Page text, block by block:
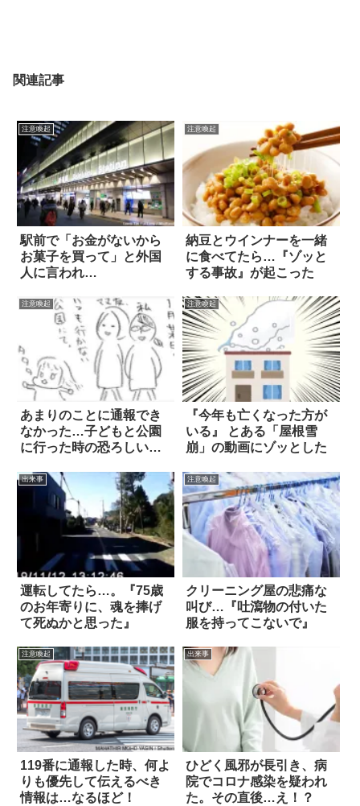
関連記事
注意喚起
駅前で「お金がないから
お菓子を買って」と外国
人に言われ…
注意喚起
納豆とウインナーを一緒
に食べてたら…『ゾッと
する事故』が起こった
注意喚起
あまりのことに通報でき
なかった…子どもと公園
に行った時の恐ろしい体
注意喚起
『今年も亡くなった方が
いる』 とある「屋根雪
崩」の動画にゾッとした
出来事
運転してたら…。『75歳
のお年寄りに、魂を捧げ
て死ぬかと思った』
注意喚起
クリーニング屋の悲痛な
叫び…『吐瀉物の付いた
服を持ってこないで』
注意喚起
119番に通報した時、何よ
りも優先して伝えるべき
情報は…なるほど！
出来事
ひどく風邪が長引き、病
院でコロナ感染を疑われ
た。その直後…え！？